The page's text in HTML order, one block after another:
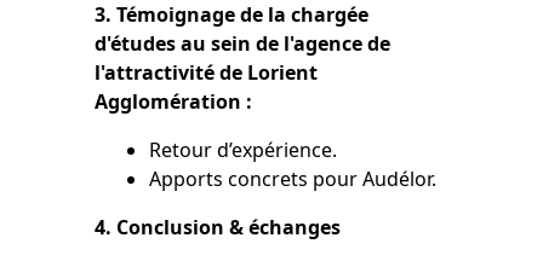
3. Témoignage de la chargée
d'études au sein de l'agence de
l'attractivité de Lorient
Agglomération :
Retour d’expérience.
Apports concrets pour Audélor.
4. Conclusion & échanges